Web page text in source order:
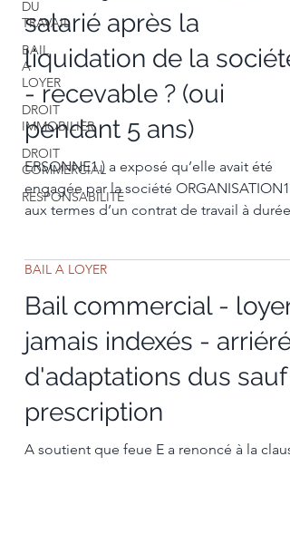
DU
TRAVAIL
BAIL
A
LOYER
DROIT
IMMOBILIER
DROIT
COMMERCIAL
RESPONSABILITÉ
salarié après la
liquidation de la société
- recevable ? (oui
pendant 5 ans)
ERSONNE1.) a exposé qu’elle avait été
engagée par la société ORGANISATION1.)
aux termes d’un contrat de travail à durée
BAIL A LOYER
Bail commercial -
jamais indexés - arriérés
d'adaptations dus sauf
prescription
A soutient que feue E a renoncé à la